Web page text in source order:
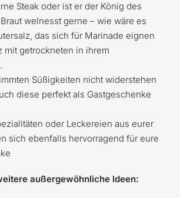
Steak oder ist er der König des
welnesst gerne – wie wäre es
das sich für Marinade eignen
mit getrockneten in ihrem
Süßigkeiten nicht widerstehen
diese perfekt als Gastgeschenke
oder Leckereien aus eurer
sich ebenfalls hervorragend für eure
außergewöhnliche Ideen: